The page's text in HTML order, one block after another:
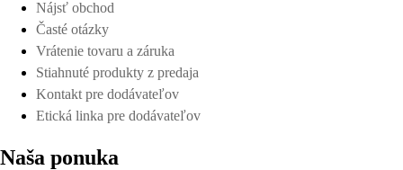
Nájsť obchod
Časté otázky
Vrátenie tovaru a záruka
Stiahnuté produkty z predaja
Kontakt pre dodávateľov
Etická linka pre dodávateľov
Naša ponuka